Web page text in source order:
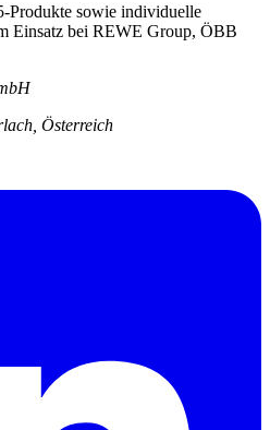
Produkte sowie individuelle
Einsatz bei REWE Group, ÖBB
Österreich